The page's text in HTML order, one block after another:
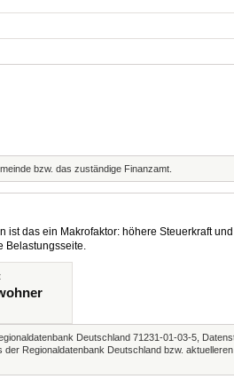
bzw. das zuständige Finanzamt.
das ein Makrofaktor: höhere Steuerkraft und
Belastungsseite.
Deutschland 71231-01-03-5,
Regionaldatenbank Deutschland bzw. aktuelleren